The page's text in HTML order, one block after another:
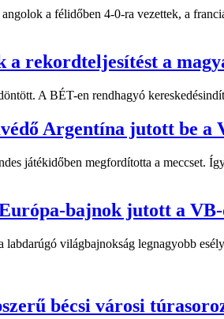
a félidőben 4-0-ra vezettek, a
a rekordteljesítést a
A BÉT-en rendhagyó
Argentína jutott be a
játékidőben megfordította a meccset.
bajnok jutott a
világbajnokság legnagyobb
bécsi városi